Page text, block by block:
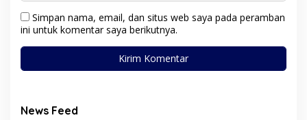
Simpan nama, email, dan situs web saya pada peramban
ini untuk komentar saya berikutnya.
News Feed